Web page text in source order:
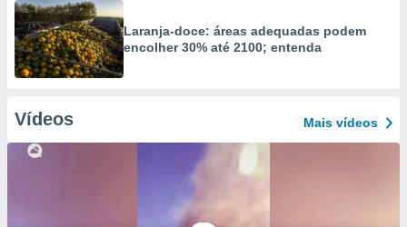
Laranja-doce: áreas adequadas podem
encolher 30% até 2100; entenda
Vídeos Mais vídeos